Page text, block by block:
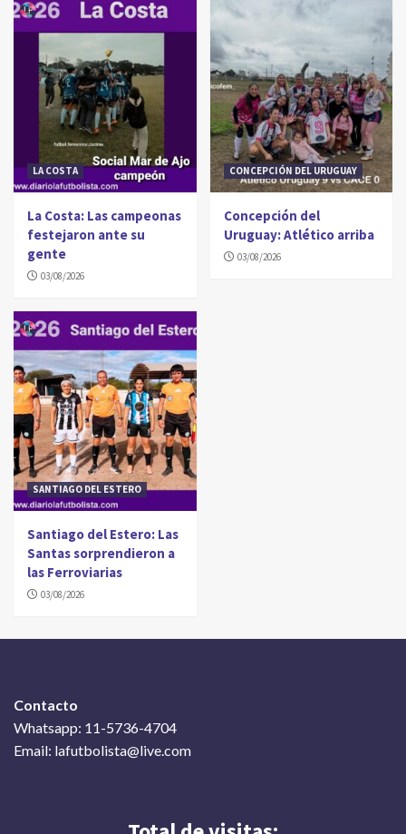
LA COSTA
La Costa: Las campeonas
festejaron ante su
gente
03/08/2026
CONCEPCIÓN DEL URUGUAY
Concepción del
Uruguay: Atlético arriba
03/08/2026
SANTIAGO DEL ESTERO
Santiago del Estero: Las
Santas sorprendieron a
las Ferroviarias
03/08/2026
Contacto
Whatsapp: 11-5736-4704
Email: lafutbolista@live.com